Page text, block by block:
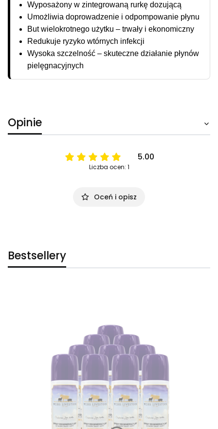
Wyposażony w zintegrowaną rurkę dozującą
Umożliwia doprowadzenie i odpompowanie płynu
But wielokrotnego użytku – trwały i ekonomiczny
Redukuje ryzyko wtórnych infekcji
Wysoka szczelność – skuteczne działanie płynów
pielęgnacyjnych
Opinie
5.00
Liczba ocen: 1
Oceń i opisz
Bestsellery